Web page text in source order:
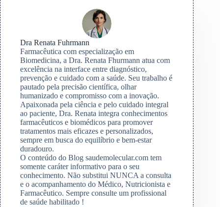
Dra Renata Fuhrmann
Farmacêutica com especialização em
Biomedicina, a Dra. Renata Fhurmann atua com
excelência na interface entre diagnóstico,
prevenção e cuidado com a saúde. Seu trabalho é
pautado pela precisão científica, olhar
humanizado e compromisso com a inovação.
Apaixonada pela ciência e pelo cuidado integral
ao paciente, Dra. Renata integra conhecimentos
farmacêuticos e biomédicos para promover
tratamentos mais eficazes e personalizados,
sempre em busca do equilíbrio e bem-estar
duradouro.
O conteúdo do Blog saudemolecular.com tem
somente caráter informativo para o seu
conhecimento. Não substitui NUNCA a consulta
e o acompanhamento do Médico, Nutricionista e
Farmacêutico. Sempre consulte um profissional
de saúde habilitado !